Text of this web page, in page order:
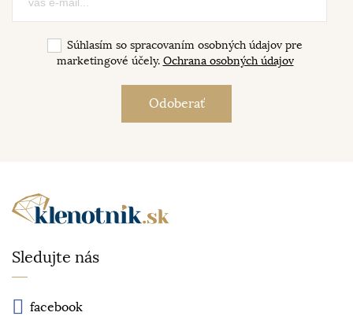
Súhlasím so spracovaním osobných údajov pre
marketingové účely. Ochrana osobných údajov
Sledujte nás
facebook